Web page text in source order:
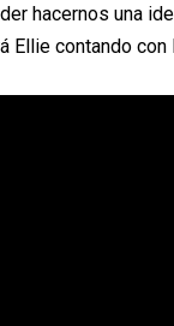
hacernos una
Ellie contando con